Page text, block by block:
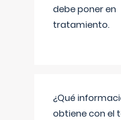
debe poner en
tratamiento.
¿Qué
obtiene con el